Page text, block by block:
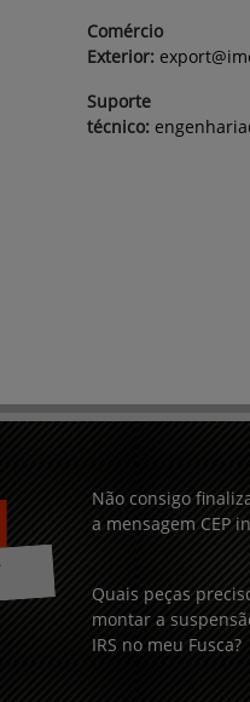
Comércio
Exterior:
Suporte
técnico:
Não consigo
a mensagem CEP
Quais peças
montar a
IRS no meu Fusca?